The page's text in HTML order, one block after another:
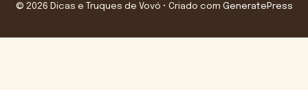
© 2026 Dicas e Truques de Vovó • Criado com GeneratePress